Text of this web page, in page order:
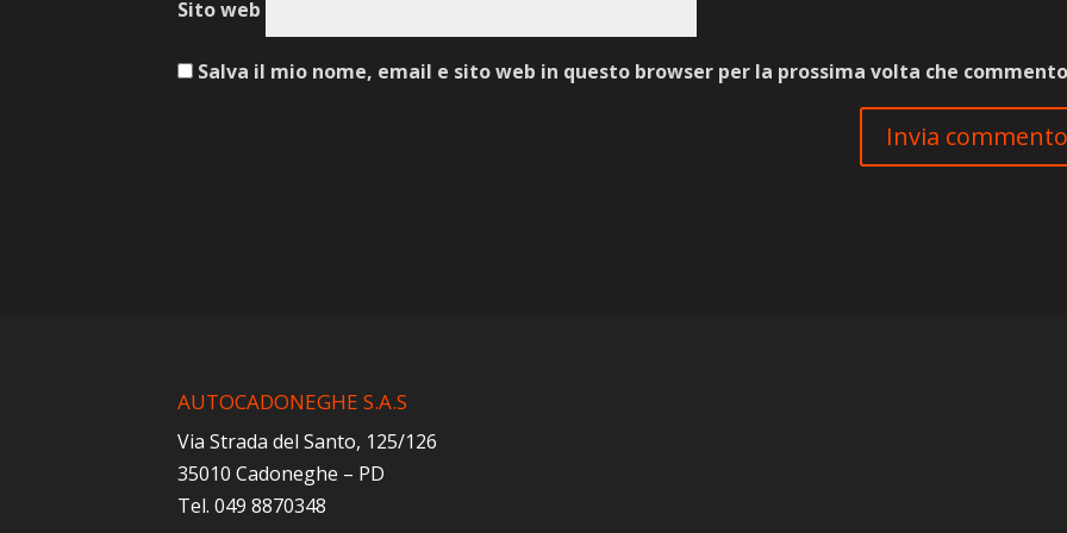
Sito web
Salva il mio nome, email e sito web in questo browser per la prossima volta che
AUTOCADONEGHE S.A.S
Via Strada del Santo, 125/126
35010 Cadoneghe – PD
Tel. 049 8870348